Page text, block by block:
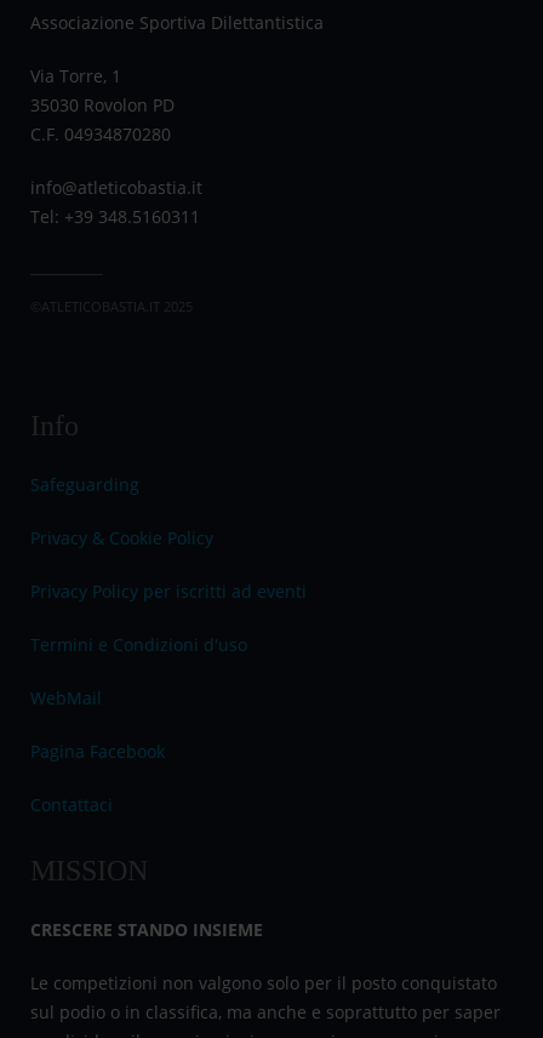
Associazione Sportiva Dilettantistica
Via Torre, 1
35030 Rovolon PD
C.F. 04934870280
info@atleticobastia.it
Tel: +39 348.5160311
©ATLETICOBASTIA.IT 2025
Info
Safeguarding
Privacy & Cookie Policy
Privacy Policy per iscritti ad eventi
Termini e Condizioni d'uso
WebMail
Pagina Facebook
Contattaci
MISSION
CRESCERE STANDO INSIEME
Le competizioni non valgono solo per il posto conquistato
sul podio o in classifica, ma anche e soprattutto per saper